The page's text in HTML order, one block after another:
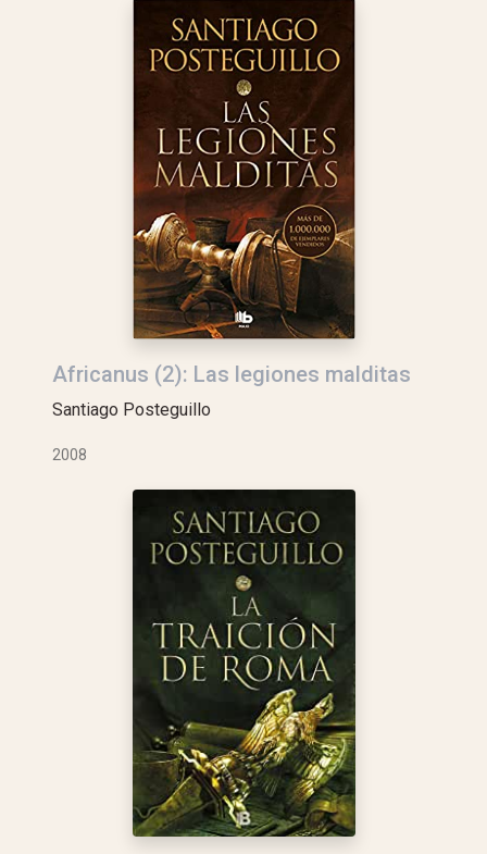
Africanus (2): Las legiones malditas
Santiago Posteguillo
2008